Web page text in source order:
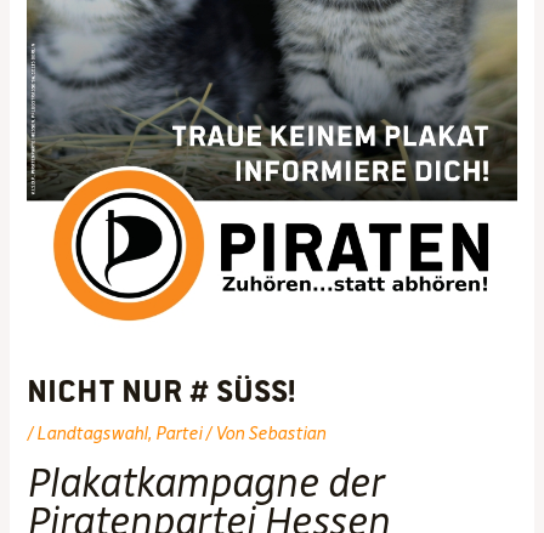
Nicht nur # SÜSS!
/Landtagswahl, Partei/ Von Sebastian
Plakatkampagne der
Piratenpartei Hessen